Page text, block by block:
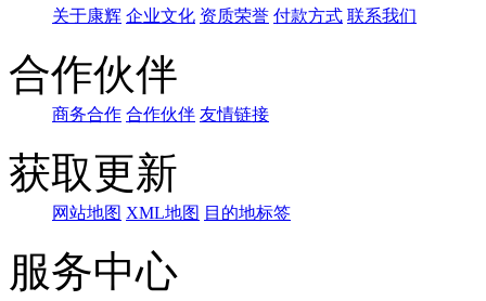
关于康辉 企业文化 资质荣誉 付款方式 联系我们
合作伙伴
商务合作 合作伙伴 友情链接
获取更新
网站地图 XML地图 目的地标签
服务中心